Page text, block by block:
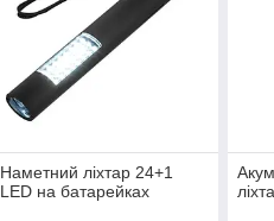
Наметний ліхтар 24+1
LED на батарейках